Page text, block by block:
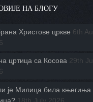
НА БЛОГУ
Христове цркве 6th
цртица са Косова 29th
је Милица била књегиња